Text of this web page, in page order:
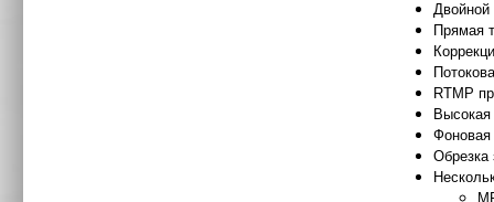
Двойной
Прямая
RTMP
Фоновая
Обрезка